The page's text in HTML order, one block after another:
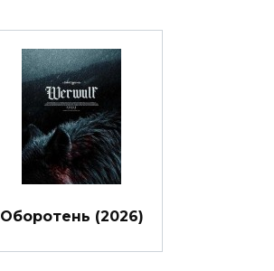
Оборотень (2026)